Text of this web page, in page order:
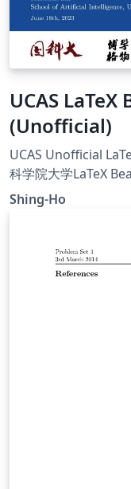
UCAS
(Unofficial)
UCAS Unofficial
科学院大学LaTeX
Shing-Ho